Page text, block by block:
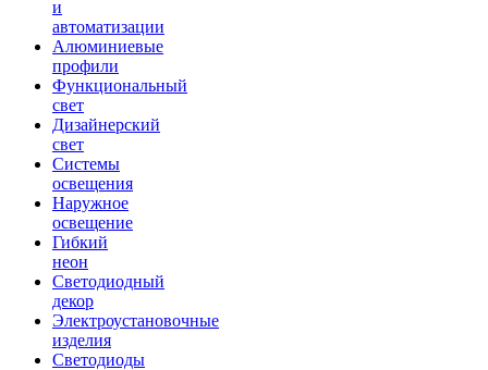
и
автоматизации
Алюминиевые
профили
Функциональный
свет
Дизайнерский
свет
Системы
освещения
Наружное
освещение
Гибкий
неон
Светодиодный
декор
Электроустановочные
изделия
Светодиоды